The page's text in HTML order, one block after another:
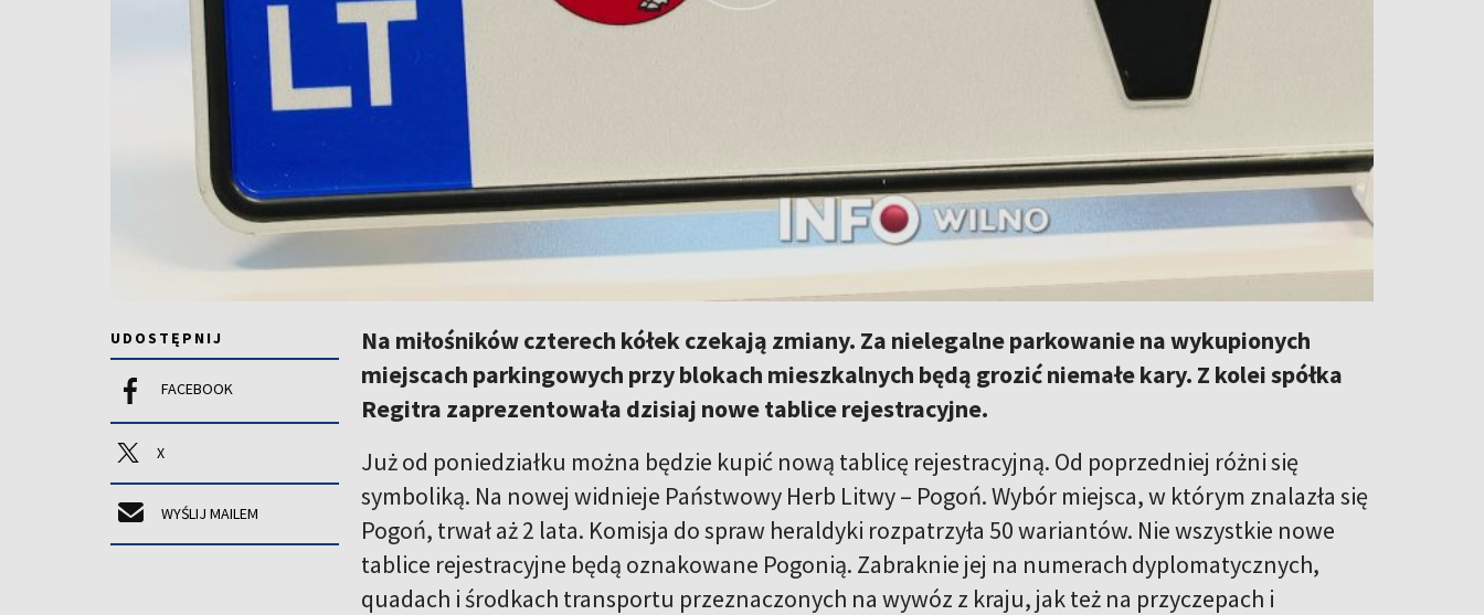
UDOSTĘPNIJ
FACEBOOK
X
WYŚLIJ MAILEM
Na miłośników czterech kółek czekają zmiany. Za nielegalne parkowanie na wykupionych
miejscach parkingowych przy blokach mieszkalnych będą grozić niemałe kary. Z kolei spółka
Regitra zaprezentowała dzisiaj nowe tablice rejestracyjne.
Już od poniedziałku można będzie kupić nową tablicę rejestracyjną. Od poprzedniej różni się
symboliką. Na nowej widnieje Państwowy Herb Litwy – Pogoń. Wybór miejsca, w którym znalazła się
Pogoń, trwał aż 2 lata. Komisja do spraw heraldyki rozpatrzyła 50 wariantów. Nie wszystkie nowe
tablice rejestracyjne będą oznakowane Pogonią. Zabraknie jej na numerach dyplomatycznych,
quadach i środkach transportu przeznaczonych na wywóz z kraju, jak też na przyczepach i